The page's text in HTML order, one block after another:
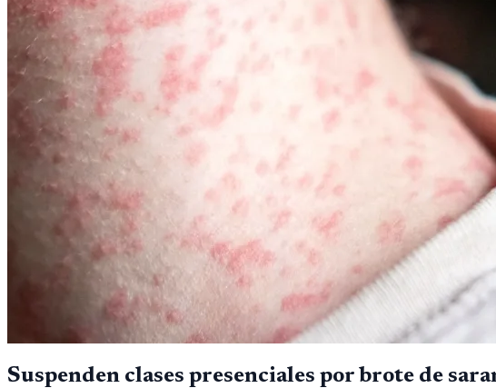
Suspenden clases presenciales por brote de